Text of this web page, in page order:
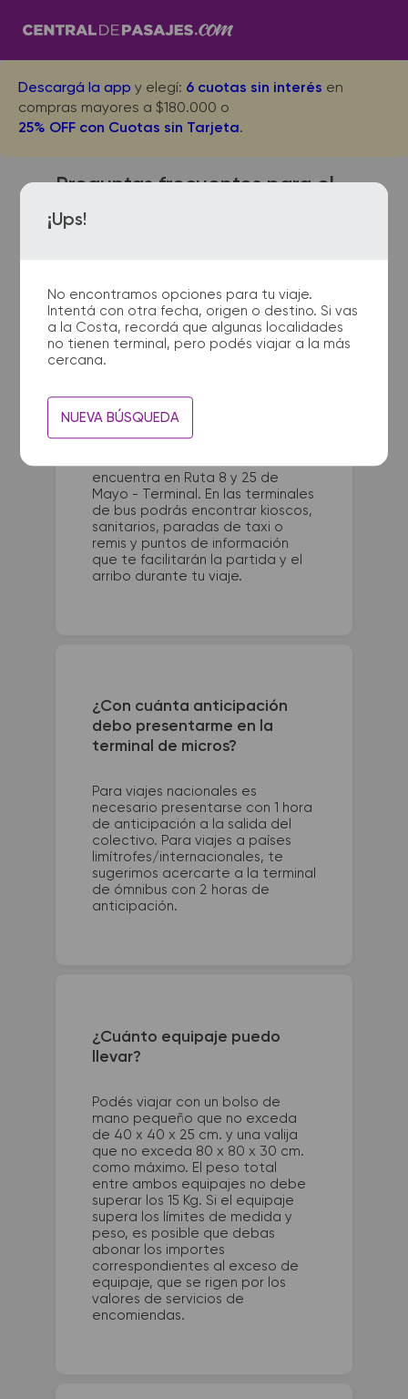
Descargá la app y elegí: 6 cuotas sin interés en
compras mayores a $180.000 o
25% OFF con Cuotas sin Tarjeta.
¡Ups!
No encontramos opciones para tu viaje.
Intentá con otra fecha, origen o destino. Si vas
a la Costa, recordá que algunas localidades
no tienen terminal, pero podés viajar a la más
cercana.
NUEVA BÚSQUEDA
Preguntas frecuentes para el
viaje desde Villa Maria a
Arrecifes
¿Dónde quedan las
terminales de micro de Villa
Maria a Arrecifes?
La terminal de ómnibus de Villa
encuentra en Ruta 8 y 25 de
Mayo - Terminal. En las terminales
de bus podrás encontrar kioscos,
sanitarios, paradas de taxi o
remis y puntos de información
que te facilitarán la partida y el
arribo durante tu viaje.
¿Con cuánta anticipación
debo presentarme en la
terminal de micros?
Para viajes nacionales es
necesario presentarse con 1 hora
de anticipación a la salida del
colectivo. Para viajes a países
limítrofes/internacionales, te
sugerimos acercarte a la terminal
de ómnibus con 2 horas de
anticipación.
¿Cuánto equipaje puedo
llevar?
Podés viajar con un bolso de
mano pequeño que no exceda
de 40 x 40 x 25 cm. y una valija
que no exceda 80 x 80 x 30 cm.
como máximo. El peso total
entre ambos equipajes no debe
superar los 15 Kg. Si el equipaje
supera los límites de medida y
peso, es posible que debas
abonar los importes
correspondientes al exceso de
equipaje, que se rigen por los
valores de servicios de
encomiendas.